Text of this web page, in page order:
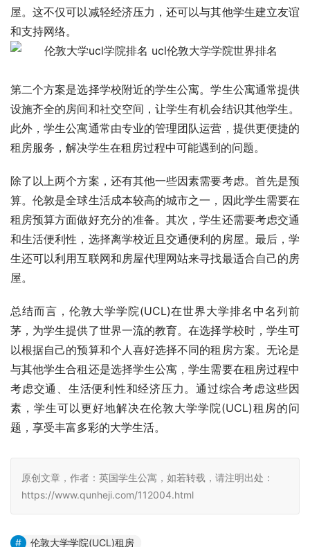
屋。这不仅可以减轻经济压力，还可以与其他学生建立友谊
和支持网络。
第二个方案是选择学校附近的学生公寓。学生公寓通常提供
设施齐全的房间和社交空间，让学生有机会结识其他学生。
此外，学生公寓通常由专业的管理团队运营，提供更便捷的
租房服务，解决学生在租房过程中可能遇到的问题。
除了以上两个方案，还有其他一些因素需要考虑。首先是预
算。伦敦是全球生活成本较高的城市之一，因此学生需要在
租房预算方面做好充分的准备。其次，学生还需要考虑交通
和生活便利性，选择离学校近且交通便利的房屋。最后，学
生还可以利用互联网和房屋代理网站来寻找最适合自己的房
屋。
总结而言，伦敦大学学院(UCL)在世界大学排名中名列前
茅，为学生提供了世界一流的教育。在选择学校时，学生可
以根据自己的预算和个人喜好选择不同的租房方案。无论是
与其他学生合租还是选择学生公寓，学生需要在租房过程中
考虑交通、生活便利性和经济压力。通过综合考虑这些因
素，学生可以更好地解决在伦敦大学学院(UCL)租房的问
题，享受丰富多彩的大学生活。
原创文章，作者：英国学生公寓，如若转载，请注明出处：
https://www.qunheji.com/112004.html
伦敦大学学院(UCL)租房